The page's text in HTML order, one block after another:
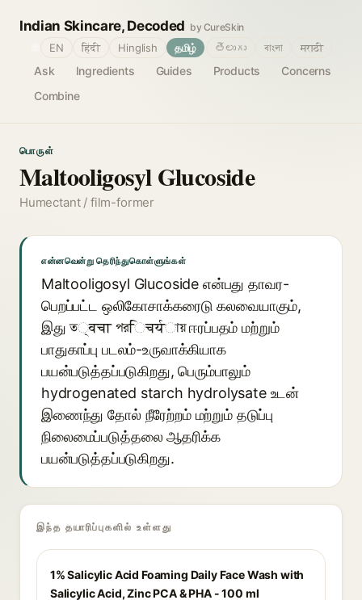
Indian Skincare, Decoded by CureSkin
Ask Ingredients Guides Products
Concerns
Combine
EN हिंदी Hinglish தமிழ் తెలుగు বাংলা मराठी
பொருள்
Maltooligosyl Glucoside
Humectant / film-former
என்னவென்று தெரிந்துகொள்ளுங்கள்
Maltooligosyl Glucoside என்பது தாவர-
பெறப்பட்ட ஒலிகோசாக்கரைடு கலவையாகும்,
இது ত्वचा পরिचर्यায় ஈரப்பதம் மற்றும்
பாதுகாப்பு படலம்-உருவாக்கியாக
பயன்படுத்தப்படுகிறது, பெரும்பாலும்
hydrogenated starch hydrolysate உடன்
இணைந்து தோல் நீரேற்றம் மற்றும் தடுப்பு
நிலைமைப்படுத்தலை ஆதரிக்க
பயன்படுத்தப்படுகிறது.
இந்த தயாரிப்புகளில் உள்ளது
1% Salicylic Acid Foaming Daily Face Wash with
Salicylic Acid, Zinc PCA & PHA - 100 ml